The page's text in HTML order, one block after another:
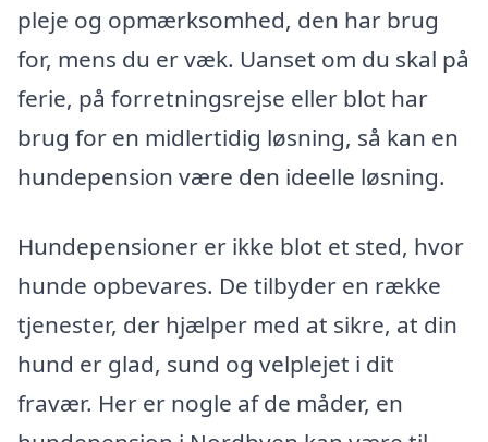
pleje og opmærksomhed, den har brug
for, mens du er væk. Uanset om du skal på
ferie, på forretningsrejse eller blot har
brug for en midlertidig løsning, så kan en
hundepension være den ideelle løsning.
Hundepensioner er ikke blot et sted, hvor
hunde opbevares. De tilbyder en række
tjenester, der hjælper med at sikre, at din
hund er glad, sund og velplejet i dit
fravær. Her er nogle af de måder, en